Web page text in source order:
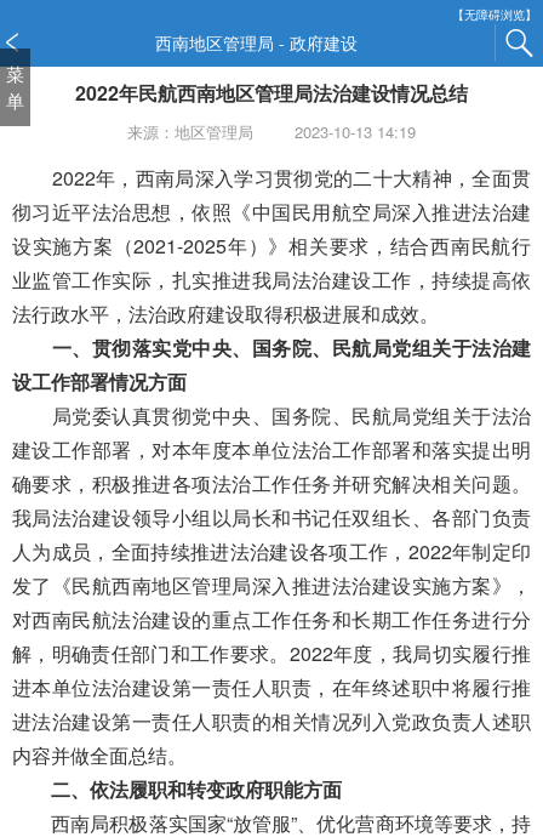
【无障碍浏览】
西南地区管理局 - 政府建设
菜
单
2022年民航西南地区管理局法治建设情况总结
来源：地区管理局 2023-10-13 14:19
2022年， 西南局深入学习贯彻党的二十大精神，全面贯
彻习近平法治思想 ，依照 《中国民用航空局深入推进法治建
设实施方案（2021-2025年）》相关要求 ， 结合西南民航行
业监管工作实际，扎实推进我局法治建设工作 ，持续提高依
法行政水平，法治政府建设取得积极进展和成效。
一、贯彻落实党中央、国务院、民航局党组关于法治建
设工作部署情况方面
局党委认真贯彻党中央、国务院、民航局党组关于法治
建设工作部署，对本年度本单位法治工作部署和落实提出明
确要求，积极推进各项法治工作任务并研究解决相关问题。
我局法治建设领导小组以局长和书记任双组长、各部门负责
人为成员，全面持续推进法治建设各项工作， 2022年制定印
发了《民航西南地区管理局深入推进法治建设实施方案》，
对西南民航法治建设的重点工作任务和长期工作任务进行分
解，明确责任部门和工作要求。 2022年度，我局切实履行推
进本单位法治建设第一责任人职责， 在年终述职中将履行推
进法治建设第一责任人职责的相关情况列入党政负责人述职
内容并做全面总结。
二、 依法履职和转变政府职能方面
西南局积极落实国家“放管服”、优化营商环境等要求，持
窗
口
打
碍
说
明
页
面,
加
浪
键
打
开
盲
模
式